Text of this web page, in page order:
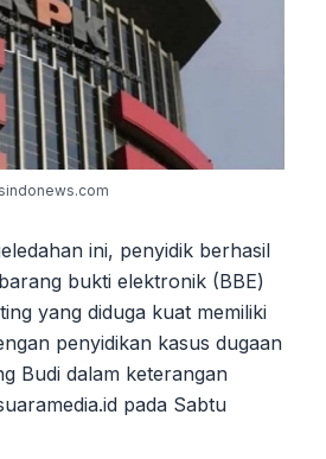
ini, penyidik berhasil
bukti elektronik (BBE)
yang diduga kuat memiliki
penyidikan kasus dugaan
Budi dalam keterangan
pada Sabtu